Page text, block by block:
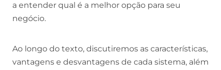
a entender qual é a melhor opção para seu
negócio.
Ao longo do texto, discutiremos as características,
vantagens e desvantagens de cada sistema, além